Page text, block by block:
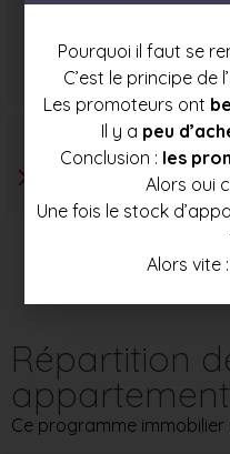
Prix mini
156 000 €
Répartition
Ce programme
Pourquoi il faut se
C’est le principe de l’
Les promoteurs ont
Il y a peu
Conclusion : les
Alors oui
Une fois le stock
Alors vite :